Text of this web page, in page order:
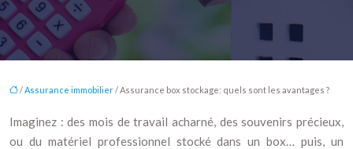
/Assurance immobilier/ Assurance box stockage: quels sont les avantages ?
Imaginez : des mois de travail acharné, des souvenirs précieux,
ou du matériel professionnel stocké dans un box… puis, un